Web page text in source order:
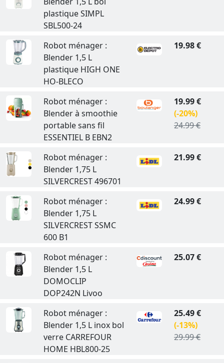
plastique SIMPL
SBL500-24
Robot ménager :
Blender 1,5 L
plastique HIGH ONE
HO-BLECO
19.98 €
Robot ménager :
Blender à smoothie
portable sans fil
ESSENTIEL B EBN2
19.99 €
(-20%)
24.99 €
Robot ménager :
Blender 1,75 L
SILVERCREST 496701
21.99 €
Robot ménager :
Blender 1,75 L
SILVERCREST SSMC
600 B1
24.99 €
Robot ménager :
Blender 1,5 L
DOMOCLIP
DOP242N Livoo
25.07 €
Robot ménager :
Blender 1,5 L inox bol
verre CARREFOUR
HOME HBL800-25
25.49 €
(-13%)
29.99 €